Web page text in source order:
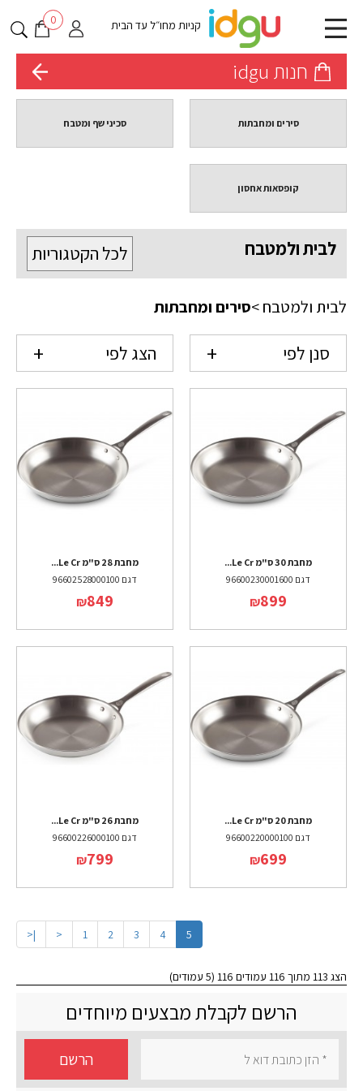
קניות מחו״ל עד הבית 0
חנות idgu
סירים ומחבתות סכיני שף ומטבח
קופסאות אחסון
לכל הקטגוריות לבית ולמטבח
לבית ולמטבח>סירים ומחבתות
סנן לפי הצג לפי
מחבת 30 ס"מ Le Cr...
דגם 96600230001600
₪899
מחבת 28 ס"מ Le Cr...
דגם 96602528000100
₪849
מחבת 20 ס"מ Le Cr...
דגם 96600220000100
₪699
מחבת 26 ס"מ Le Cr...
דגם 96600226000100
₪799
|< < 1 2 3 4 5
הצג 113 מתוך 116 עמודים 116 (5 עמודים)
הרשם לקבלת מבצעים מיוחדים
הרשם